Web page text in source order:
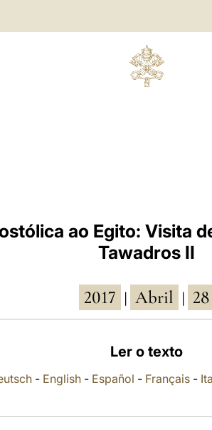
ao Egito: Visita
Tawadros II
2017 Abril 28
Ler o texto
- English - Español - Français -